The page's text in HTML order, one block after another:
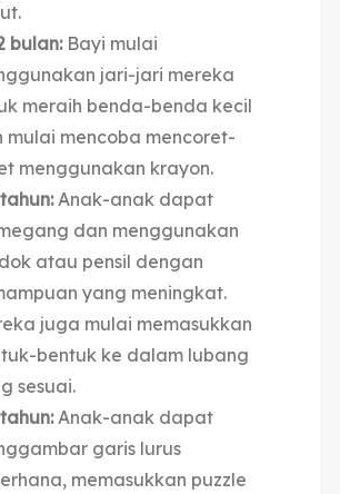
bulan:Bayi mulai
jari-jari mereka
meraih benda-benda kecil
mulai mencoba mencoret-
menggunakan krayon.
Anak-anak dapat
dan menggunakan
atau pensil dengan
yang meningkat.
juga mulai memasukkan
bentuk ke dalam lubang
sesuai.
Anak-anak dapat
garis lurus
memasukkan puzzle